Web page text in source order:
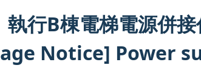
執行B棟電梯電源併
Notice] Power